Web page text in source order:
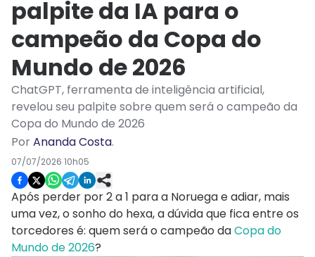
palpite da IA para o
campeão da Copa do
Mundo de 2026
ChatGPT, ferramenta de inteligência artificial,
revelou seu palpite sobre quem será o campeão da
Copa do Mundo de 2026
PorAnanda Costa.
07/07/2026 10h05
Após perder por 2 a 1 para a Noruega e adiar, mais
uma vez, o sonho do hexa, a dúvida que fica entre os
torcedores é: quem será o campeão daCopa do
Mundo de 2026?